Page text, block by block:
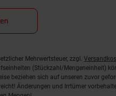
Mehrwertsteuer, zzgl.
(Stückzahl/Mengeneinheit)
beziehen sich auf unseren zuvor
Änderungen und Irrtümer